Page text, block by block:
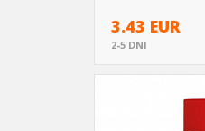
3.43 EUR
2-5 DNI